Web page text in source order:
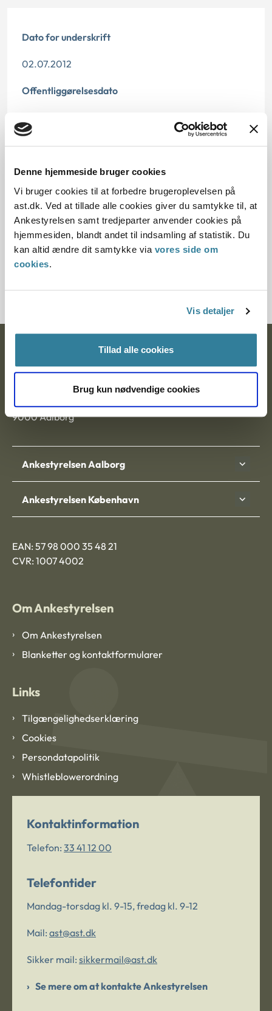
Denne hjemmeside bruger cookies
Vi bruger cookies til at forbedre brugeroplevelsen på
ast.dk. Ved at tillade alle cookies giver du samtykke til, at
Ankestyrelsen samt tredjeparter anvender cookies på
hjemmesiden, blandt andet til indsamling af statistik. Du
kan altid ændre dit samtykke via vores side om
cookies.
Vis detaljer
Tillad alle cookies
Brug kun nødvendige cookies
Dato for underskrift
02.07.2012
Offentliggørelsesdato
Denne principafgørelse er kasseret den 12.
84-19.
Paragraf
§ 1 § 100
Journalnummer
Postadresse:
Nytorv 7, 2. sal
9000 Aalborg
Ankestyrelsen Aalborg
Ankestyrelsen København
EAN: 57 98 000 35 48 21
CVR: 1007 4002
Om Ankestyrelsen
Om Ankestyrelsen
Blanketter og kontaktformularer
Links
Tilgængelighedserklæring
Cookies
Persondatapolitik
Whistleblowerordning
Kontaktinformation
Telefon: 33 41 12 00
Telefontider
Mandag-torsdag kl. 9-15, fredag kl. 9-12
Mail: ast@ast.dk
Sikker mail: sikkermail@ast.dk
Se mere om at kontakte Ankestyrelsen